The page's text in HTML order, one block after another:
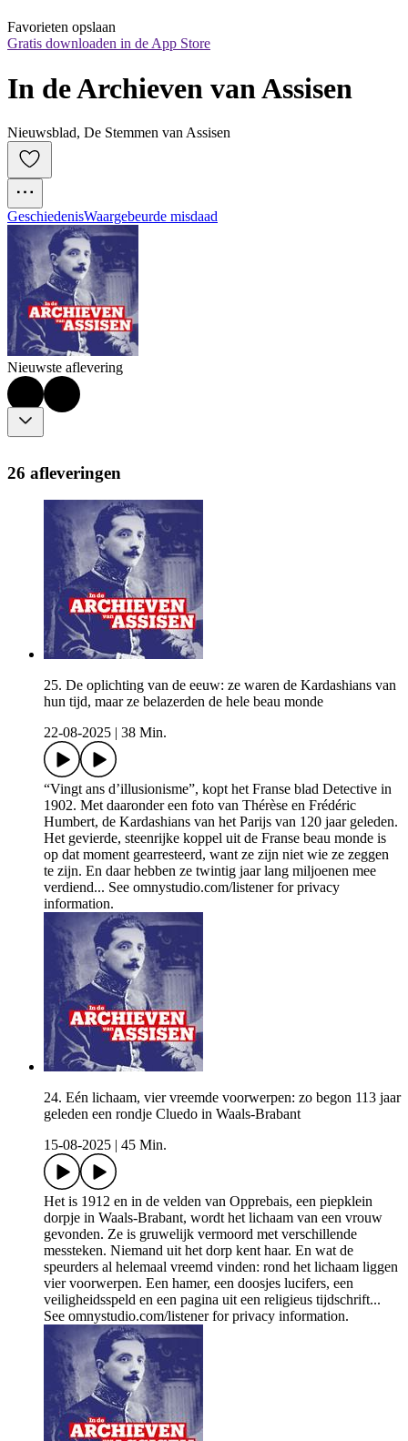
Favorieten opslaan
Gratis downloaden in de App Store
In de Archieven van Assisen
Nieuwsblad, De Stemmen van Assisen
GeschiedenisWaargebeurde misdaad
Nieuwste aflevering
26 afleveringen
25. De oplichting van de eeuw: ze waren de Kardashians van
hun tijd, maar ze belazerden de hele beau monde
22-08-2025
38 Min.
“Vingt ans d’illusionisme”, kopt het Franse blad Detective in
1902. Met daaronder een foto van Thérèse en Frédéric
Humbert, de Kardashians van het Parijs van 120 jaar geleden.
Het gevierde, steenrijke koppel uit de Franse beau monde is
op dat moment gearresteerd, want ze zijn niet wie ze zeggen
te zijn. En daar hebben ze twintig jaar lang miljoenen mee
verdiend... See omnystudio.com/listener for privacy
information.
24. Eén lichaam, vier vreemde voorwerpen: zo begon 113 jaar
geleden een rondje Cluedo in Waals-Brabant
15-08-2025
45 Min.
Het is 1912 en in de velden van Opprebais, een piepklein
dorpje in Waals-Brabant, wordt het lichaam van een vrouw
gevonden. Ze is gruwelijk vermoord met verschillende
messteken. Niemand uit het dorp kent haar. En wat de
speurders al helemaal vreemd vinden: rond het lichaam liggen
vier voorwerpen. Een hamer, een doosjes lucifers, een
veiligheidsspeld en een pagina uit een religieus tijdschrift...
See omnystudio.com/listener for privacy information.